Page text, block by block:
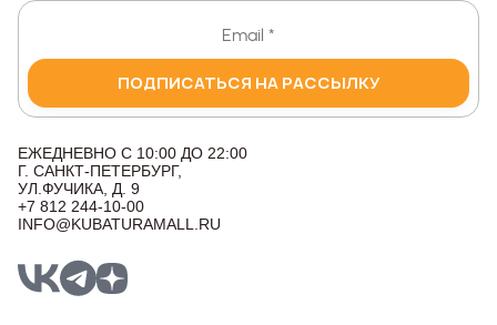
ПОДПИСАТЬСЯ НА РАССЫЛКУ
ЕЖЕДНЕВНО С 10:00 ДО 22:00
Г. САНКТ-ПЕТЕРБУРГ,
УЛ.ФУЧИКА, Д. 9
+7 812 244-10-00
INFO@KUBATURAMALL.RU